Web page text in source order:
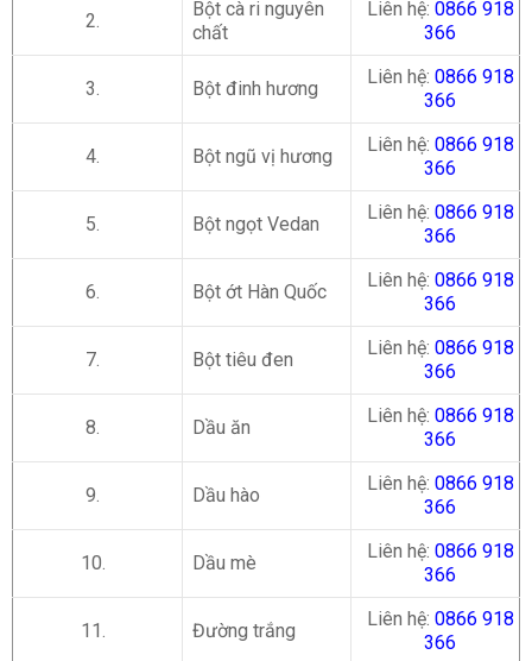
2.
Bột cà ri nguyên
chất
Liên hệ: 0866 918
366
3. Bột đinh hương
Liên hệ: 0866 918
366
4. Bột ngũ vị hương
Liên hệ: 0866 918
366
5. Bột ngọt Vedan
Liên hệ: 0866 918
366
6. Bột ớt Hàn Quốc
Liên hệ: 0866 918
366
7. Bột tiêu đen
Liên hệ: 0866 918
366
8. Dầu ăn
Liên hệ: 0866 918
366
9. Dầu hào
Liên hệ: 0866 918
366
10. Dầu mè
Liên hệ: 0866 918
366
11. Đường trắng
Liên hệ: 0866 918
366